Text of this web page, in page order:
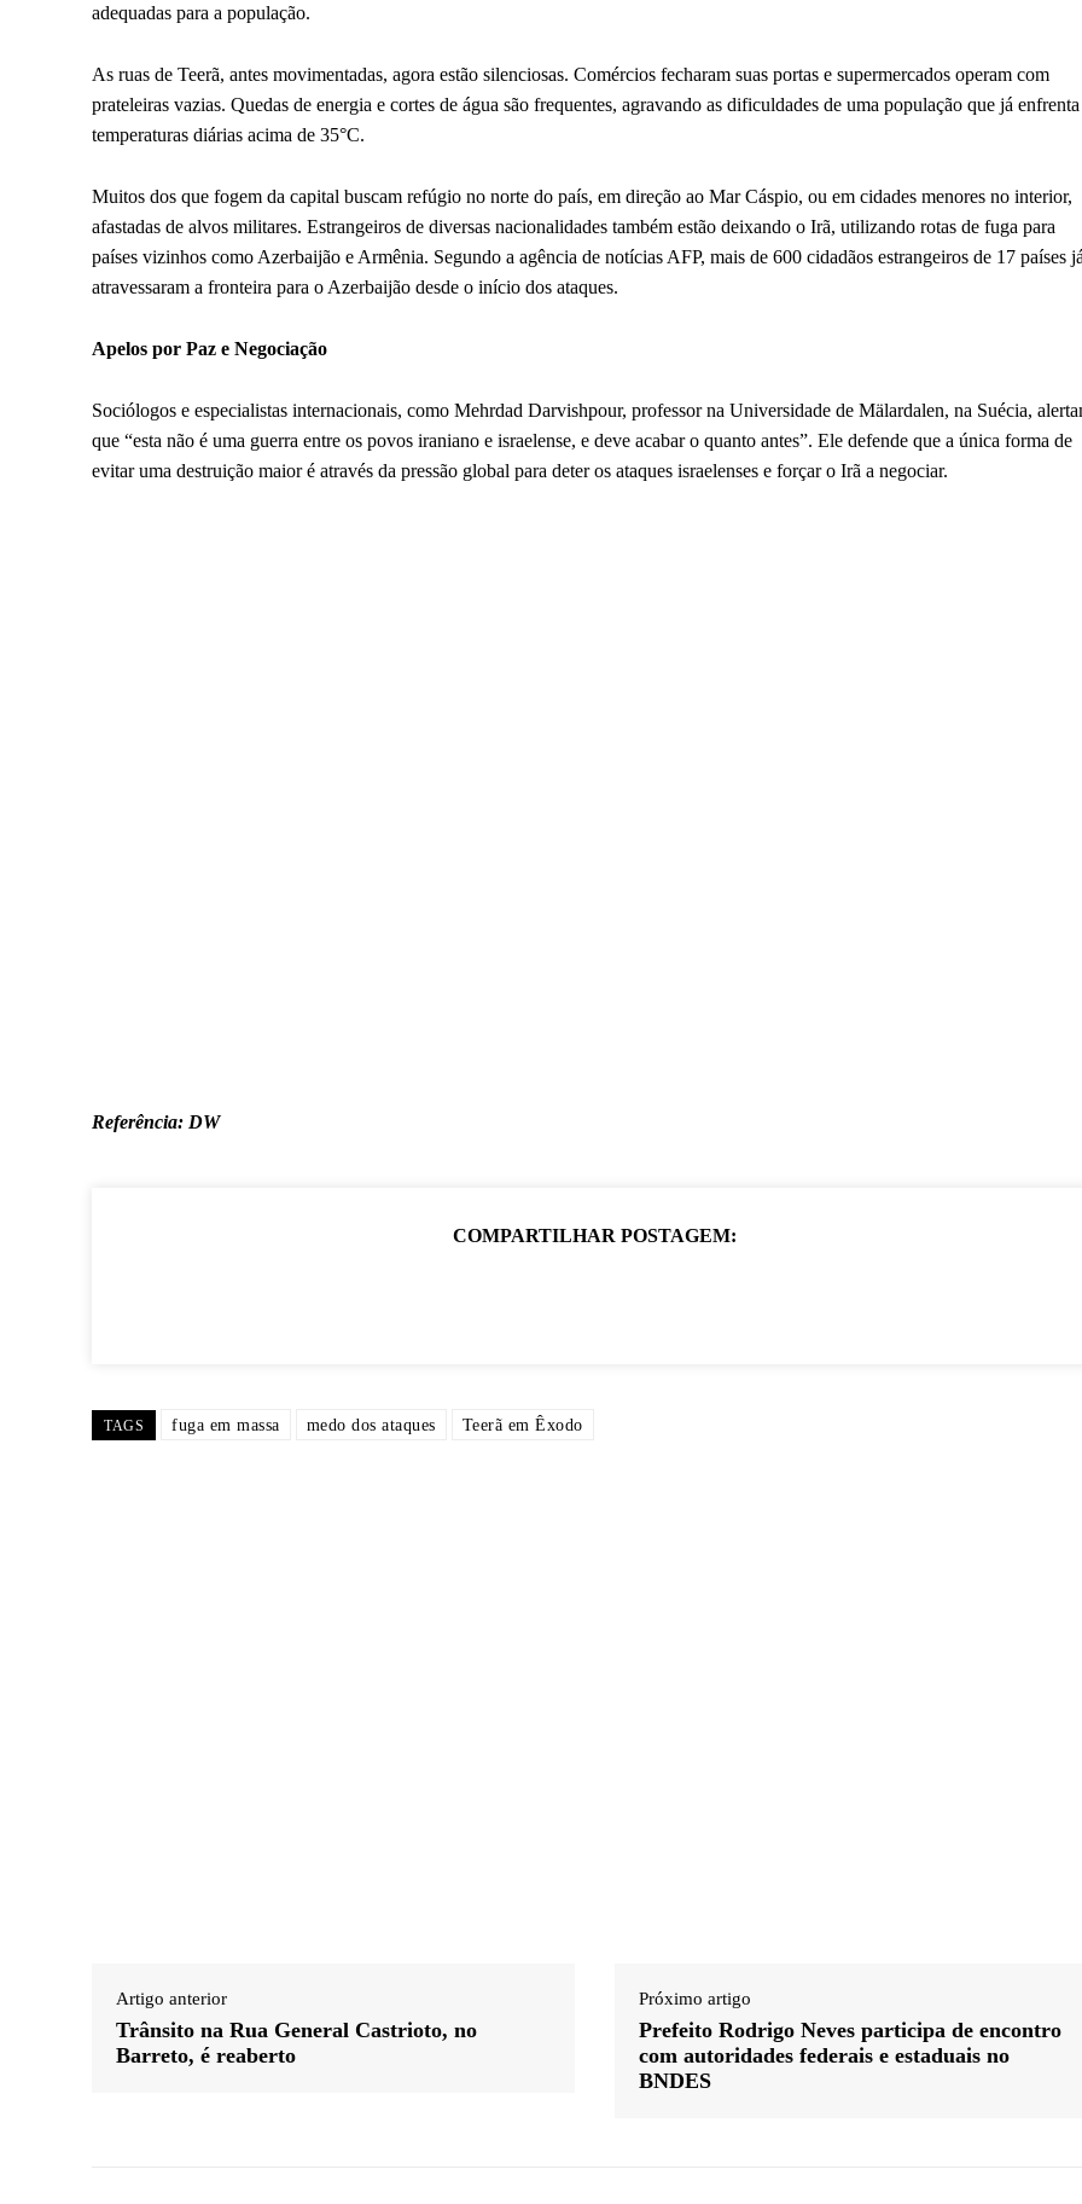
adequadas para a população.
As ruas de Teerã, antes movimentadas, agora estão silenciosas. Comércios fecharam suas portas e supermercados operam com
prateleiras vazias. Quedas de energia e cortes de água são frequentes, agravando as dificuldades de uma população que já enfrenta
temperaturas diárias acima de 35°C.
Muitos dos que fogem da capital buscam refúgio no norte do país, em direção ao Mar Cáspio, ou em cidades menores no interior,
afastadas de alvos militares. Estrangeiros de diversas nacionalidades também estão deixando o Irã, utilizando rotas de fuga para
países vizinhos como Azerbaijão e Armênia. Segundo a agência de notícias AFP, mais de 600 cidadãos estrangeiros de 17 países
atravessaram a fronteira para o Azerbaijão desde o início dos ataques.
Apelos por Paz e Negociação
Sociólogos e especialistas internacionais, como Mehrdad Darvishpour, professor na Universidade de Mälardalen, na Suécia,
que “esta não é uma guerra entre os povos iraniano e israelense, e deve acabar o quanto antes”. Ele defende que a única forma de
evitar uma destruição maior é através da pressão global para deter os ataques israelenses e forçar o Irã a negociar.
Referência: DW
COMPARTILHAR POSTAGEM:
TAGS fuga em massa medo dos ataques Teerã em Êxodo
Artigo anterior
Trânsito na Rua General Castrioto, no
Barreto, é reaberto
Próximo artigo
Prefeito Rodrigo Neves participa de encontro
com autoridades federais e estaduais no
BNDES